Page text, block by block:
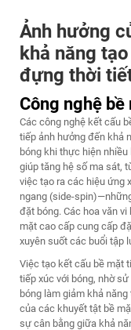
Ảnh hưởng
khả năng
đựng thời
Công nghệ
Các công nghệ kết cấu
tiếp ảnh hưởng đến khả
bóng khi thực hiện
giúp tăng hệ số ma sát,
việc tạo ra các hiệu ứng
ngang (side-
đặt bóng. Các hoa văn
mặt cao cấp cung cấp
xuyên suốt các buổi tập
Việc tạo kết cấu bề mặt
tiếp xúc với bóng, nhờ
bóng làm giảm khả
của các khuyết tật bề
sự cân bằng giữa khả